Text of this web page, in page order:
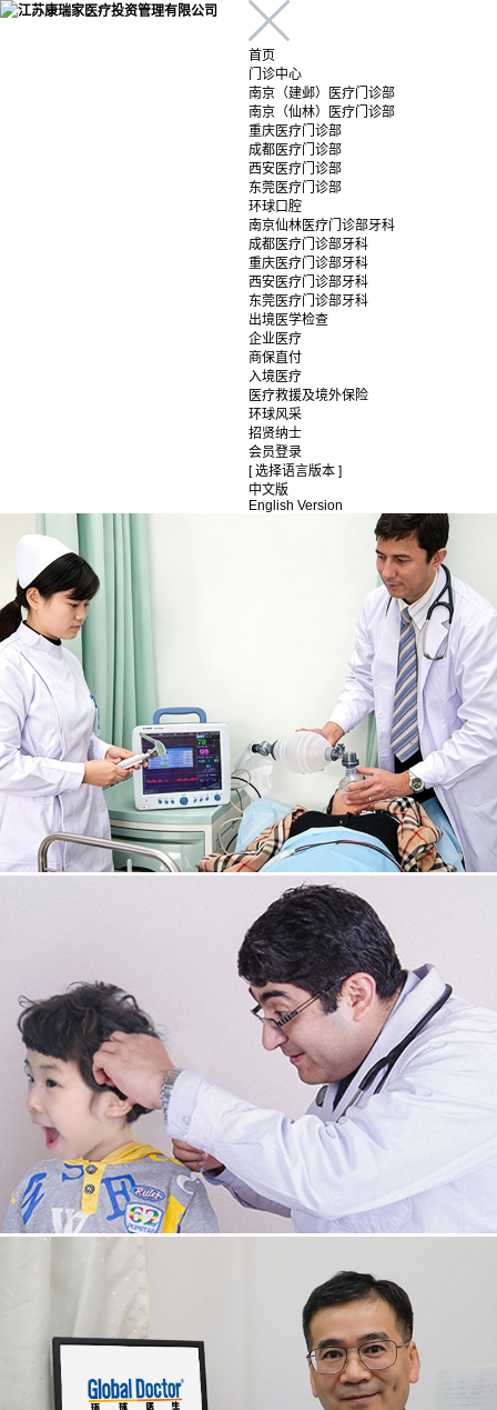
首页
门诊中心
南京（建邺）医疗门诊部
南京（仙林）医疗门诊部
重庆医疗门诊部
成都医疗门诊部
西安医疗门诊部
东莞医疗门诊部
环球口腔
南京仙林医疗门诊部牙科
成都医疗门诊部牙科
重庆医疗门诊部牙科
西安医疗门诊部牙科
东莞医疗门诊部牙科
出境医学检查
企业医疗
商保直付
入境医疗
医疗救援及境外保险
环球风采
招贤纳士
会员登录
[ 选择语言版本 ]
中文版
English Version